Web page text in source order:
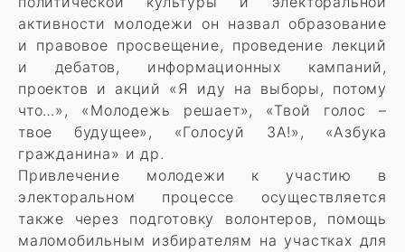
активности молодежи он назвал образование
и правовое просвещение, проведение лекций
и дебатов, информационных кампаний,
проектов и акций «Я иду на выборы, потому
что…», «Молодежь решает», «Твой голос –
твое будущее», «Голосуй ЗА!», «Азбука
гражданина» и др.
Привлечение молодежи к участию в
электоральном процессе осуществляется
также через подготовку волонтеров, помощь
маломобильным избирателям на участках для